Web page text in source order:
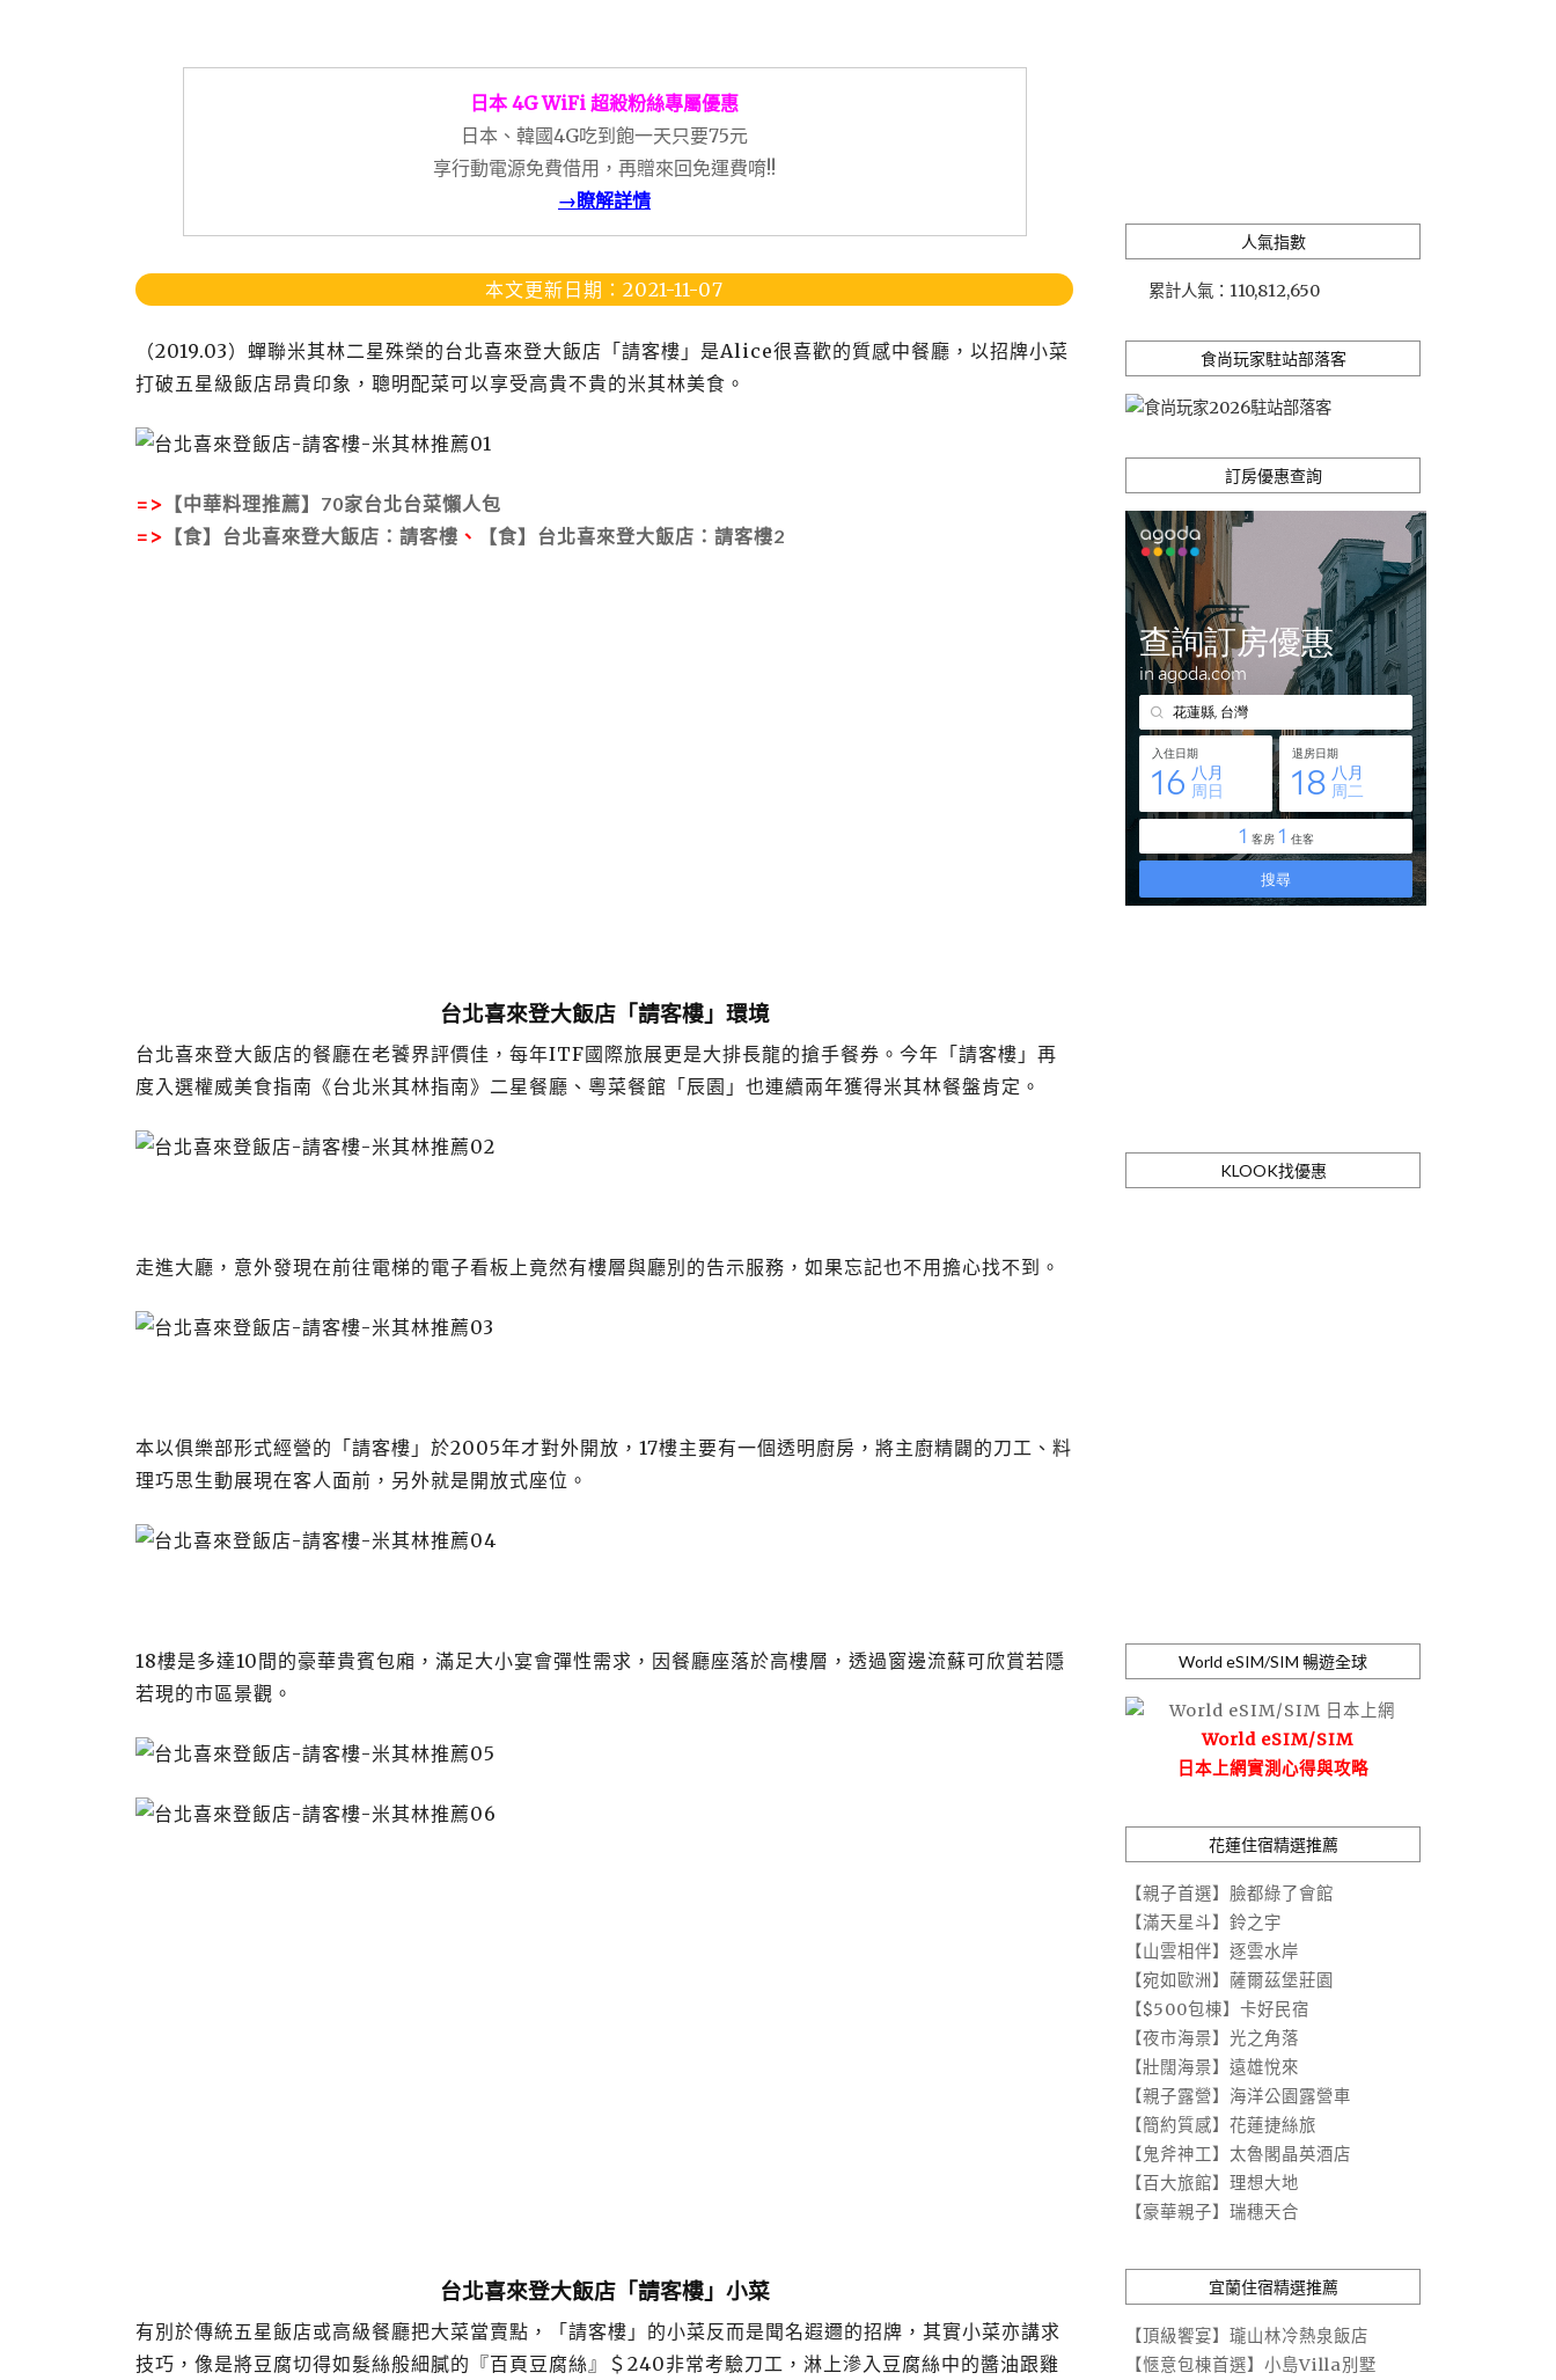
日本 4G WiFi 超殺粉絲專屬優惠
日本、韓國4G吃到飽一天只要75元
享行動電源免費借用，再贈來回免運費唷!!
→瞭解詳情
本文更新日期：2021-11-07
（2019.03）蟬聯米其林二星殊榮的台北喜來登大飯店「請客樓」是Alice很喜歡的質感中餐廳，以招牌小菜
打破五星級飯店昂貴印象，聰明配菜可以享受高貴不貴的米其林美食。
=> 【中華料理推薦】70家台北台菜懶人包
=> 【食】台北喜來登大飯店：請客樓 、 【食】台北喜來登大飯店：請客樓2
台北喜來登大飯店「請客樓」環境
台北喜來登大飯店的餐廳在老饕界評價佳，每年ITF國際旅展更是大排長龍的搶手餐券。今年「請客樓」再
度入選權威美食指南《台北米其林指南》二星餐廳、粵菜餐館「辰園」也連續兩年獲得米其林餐盤肯定。
走進大廳，意外發現在前往電梯的電子看板上竟然有樓層與廳別的告示服務，如果忘記也不用擔心找不到。
本以俱樂部形式經營的「請客樓」於2005年才對外開放，17樓主要有一個透明廚房，將主廚精闢的刀工、料
理巧思生動展現在客人面前，另外就是開放式座位。
18樓是多達10間的豪華貴賓包廂，滿足大小宴會彈性需求，因餐廳座落於高樓層，透過窗邊流蘇可欣賞若隱
若現的市區景觀。
台北喜來登大飯店「請客樓」小菜
有別於傳統五星飯店或高級餐廳把大菜當賣點，「請客樓」的小菜反而是聞名遐邇的招牌，其實小菜亦講求
技巧，像是將豆腐切得如髮絲般細膩的『百頁豆腐絲』＄240非常考驗刀工，淋上滲入豆腐絲中的醬油跟雞
人氣指數
累計人氣： 110,812,650
食尚玩家駐站部落客
訂房優惠查詢
KLOOK找優惠
World eSIM/SIM 暢遊全球
World eSIM/SIM
日本上網實測心得與攻略
花蓮住宿精選推薦
【親子首選】臉都綠了會館
【滿天星斗】鈴之宇
【山雲相伴】逐雲水岸
【宛如歐洲】薩爾茲堡莊園
【$500包棟】卡好民宿
【夜市海景】光之角落
【壯闊海景】遠雄悅來
【親子露營】海洋公園露營車
【簡約質感】花蓮捷絲旅
【鬼斧神工】太魯閣晶英酒店
【百大旅館】理想大地
【豪華親子】瑞穗天合
宜蘭住宿精選推薦
【頂級饗宴】瓏山林冷熱泉飯店
【愜意包棟首選】小島Villa別墅